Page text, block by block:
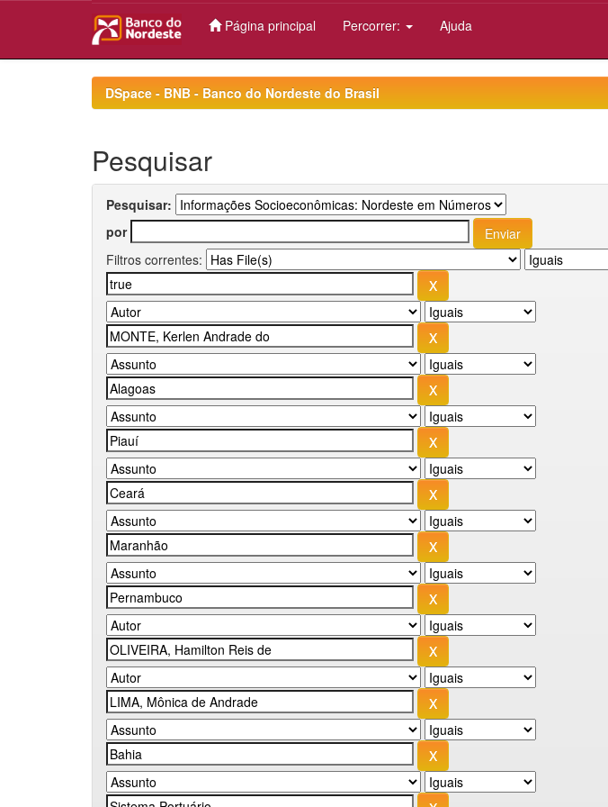
Página principal Percorrer: Ajuda
DSpace - BNB - Banco do Nordeste do Brasil
Pesquisar
Pesquisar:
por
Filtros correntes: